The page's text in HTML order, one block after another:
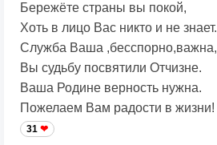
Бережёте страны вы покой,
Хоть в лицо Вас никто и не знает.
Служба Ваша ,бесспорно,важна,
Вы судьбу посвятили Отчизне.
Ваша Родине верность нужна.
Пожелаем Вам радости в жизни!
31